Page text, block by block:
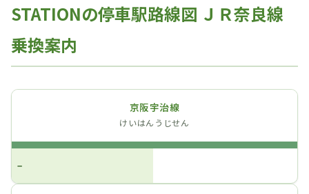
STATIONの停車駅路線図 ＪＲ奈良線
乗換案内
京阪宇治線
けいはんうじせん
–